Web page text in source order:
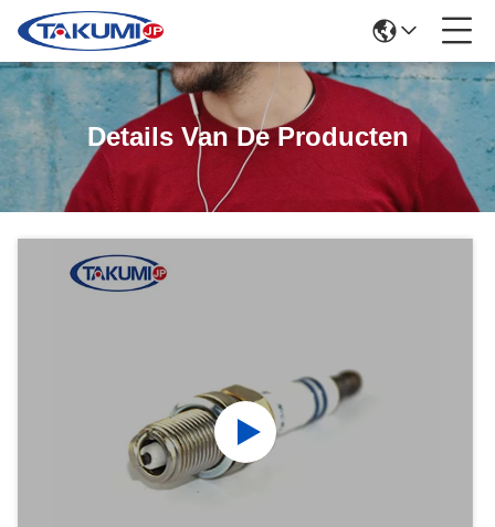
Details Van De Producten